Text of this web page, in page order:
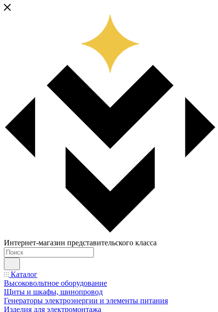
Интернет-магазин представительского класса
Каталог
Высоковольтное оборудование
Щиты и шкафы, шинопровод
Генераторы электроэнергии и элементы питания
Изделия для электромонтажа